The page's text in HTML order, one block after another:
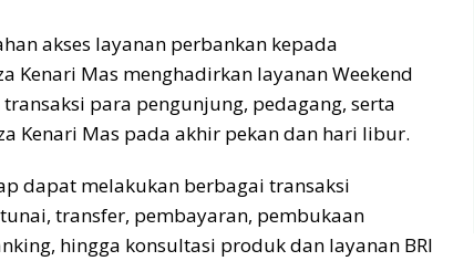
akses layanan perbankan kepada
Kenari Mas menghadirkan layanan Weekend
para pengunjung, pedagang, serta
Kenari Mas pada akhir pekan dan hari libur.
dapat melakukan berbagai transaksi
transfer, pembayaran, pembukaan
hingga konsultasi produk dan layanan BRI